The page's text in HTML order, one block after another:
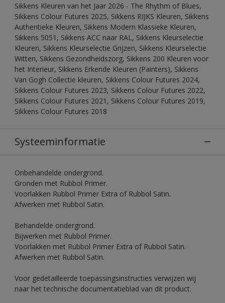
Sikkens Kleuren van het Jaar 2026 - The Rhythm of Blues,
Sikkens Colour Futures 2025, Sikkens RIJKS Kleuren, Sikkens
Authentieke Kleuren, Sikkens Modern Klassieke Kleuren,
Sikkens 5051, Sikkens ACC naar RAL, Sikkens Kleurselectie
Kleuren, Sikkens Kleurselectie Grijzen, Sikkens Kleurselectie
Witten, Sikkens Gezondheidszorg, Sikkens 200 Kleuren voor
het Interieur, Sikkens Erkende Kleuren (Painters), Sikkens
Van Gogh Collectie kleuren, Sikkens Colour Futures 2024,
Sikkens Colour Futures 2023, Sikkens Colour Futures 2022,
Sikkens Colour Futures 2021, Sikkens Colour Futures 2019,
Sikkens Colour Futures 2018
Systeeminformatie
Onbehandelde ondergrond.
Gronden met Rubbol Primer.
Voorlakken Rubbol Primer Extra of Rubbol Satin.
Afwerken met Rubbol Satin.
Behandelde ondergrond.
Bijwerken met Rubbol Primer.
Voorlakken met Rubbol Primer Extra of Rubbol Satin.
Afwerken met Rubbol Satin.
Voor gedetailleerde toepassingsinstructies verwijzen wij
naar het technische documentatieblad van dit product.